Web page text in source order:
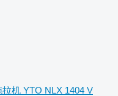
拉机 YTO NLX 1404 V